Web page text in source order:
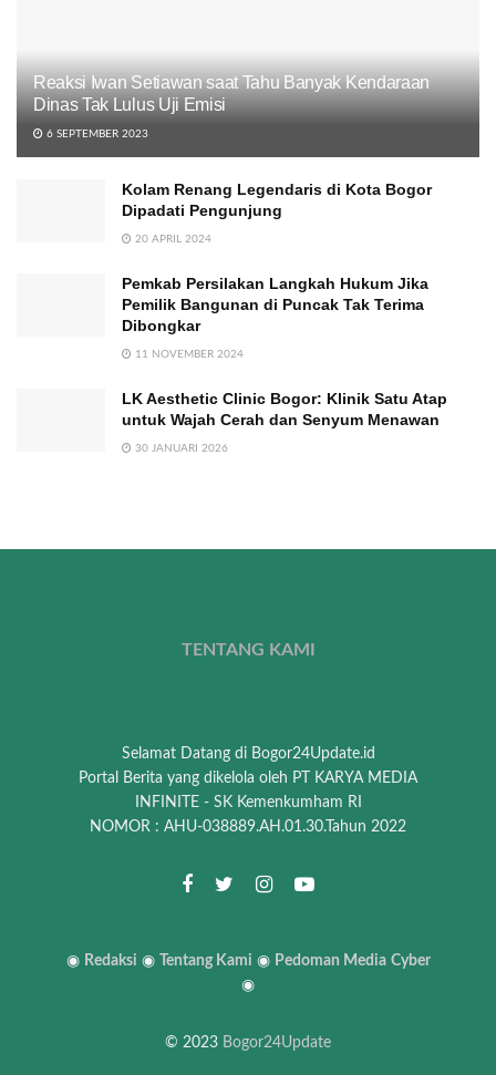
Reaksi Iwan Setiawan saat Tahu Banyak Kendaraan
Dinas Tak Lulus Uji Emisi
6 SEPTEMBER 2023
Kolam Renang Legendaris di Kota Bogor
Dipadati Pengunjung
20 APRIL 2024
Pemkab Persilakan Langkah Hukum Jika
Pemilik Bangunan di Puncak Tak Terima
Dibongkar
11 NOVEMBER 2024
LK Aesthetic Clinic Bogor: Klinik Satu Atap
untuk Wajah Cerah dan Senyum Menawan
30 JANUARI 2026
TENTANG KAMI
Selamat Datang di Bogor24Update.id
Portal Berita yang dikelola oleh PT KARYA MEDIA
INFINITE - SK Kemenkumham RI
NOMOR : AHU-038889.AH.01.30.Tahun 2022
◉ Redaksi ◉ Tentang Kami ◉ Pedoman Media Cyber
◉
© 2023 Bogor24Update